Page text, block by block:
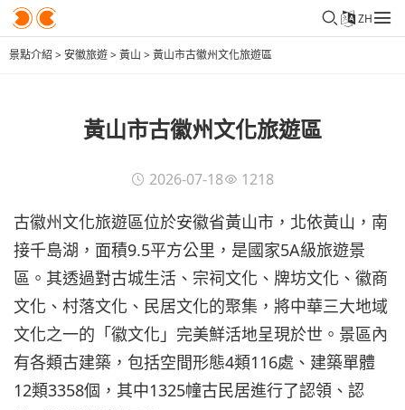
ZH
景點介紹 >安徽旅遊>黃山 >黃山市古徽州文化旅遊區
黃山市古徽州文化旅遊區
2026-07-18 1218
古徽州文化旅遊區位於安徽省黃山市，北依黃山，南
接千島湖，面積9.5平方公里，是國家5A級旅遊景
區。其透過對古城生活、宗祠文化、牌坊文化、徽商
文化、村落文化、民居文化的聚集，將中華三大地域
文化之一的「徽文化」完美鮮活地呈現於世。景區內
有各類古建築，包括空間形態4類116處、建築單體
12類3358個，其中1325幢古民居進行了認領、認